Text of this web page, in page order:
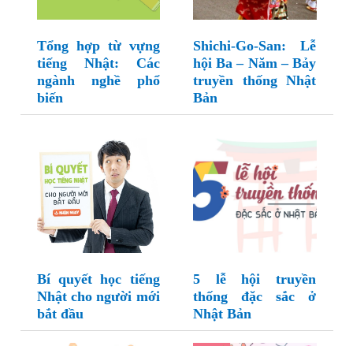
Tổng hợp từ vựng
tiếng Nhật: Các
ngành nghề phổ
biến
Shichi-Go-San: Lễ
hội Ba – Năm – Bảy
truyền thống Nhật
Bản
Bí quyết học tiếng
Nhật cho người mới
bắt đầu
5 lễ hội truyền
thống đặc sắc ở
Nhật Bản